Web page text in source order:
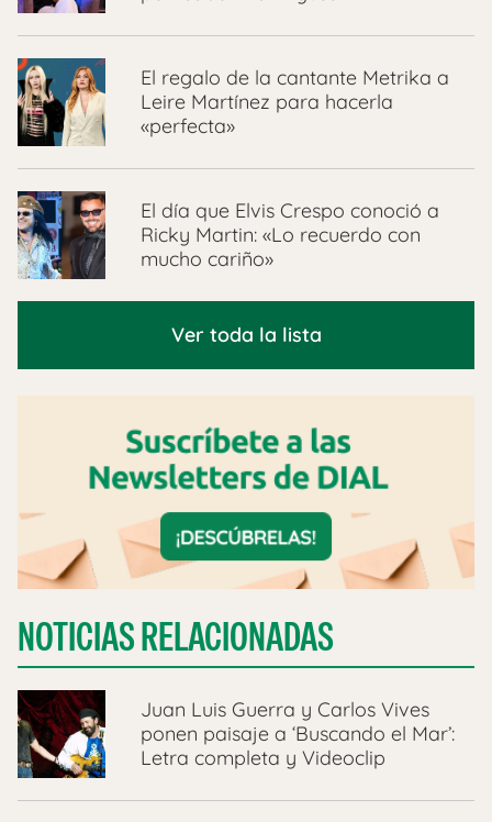
El regalo de la cantante Metrika a
Leire Martínez para hacerla
«perfecta»
El día que Elvis Crespo conoció a
Ricky Martin: «Lo recuerdo con
mucho cariño»
Ver toda la lista
NOTICIAS RELACIONADAS
Juan Luis Guerra y Carlos Vives
ponen paisaje a ‘Buscando el Mar’:
Letra completa y Videoclip